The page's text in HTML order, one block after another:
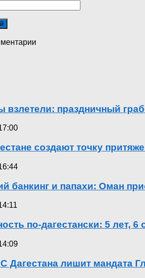
взлетели: праздничный
создают точку
банкинг и папахи: Оман
по-дагестански: 5 лет,
Дагестана лишит мандата